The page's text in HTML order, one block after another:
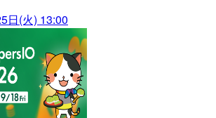
日(火) 13:00